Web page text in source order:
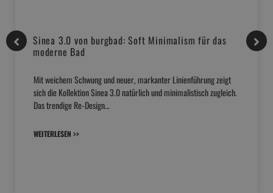
Sinea 3.0 von burgbad: Soft Minimalism für das
moderne Bad
Mit weichem Schwung und neuer, markanter Linienführung zeigt
sich die Kollektion Sinea 3.0 natürlich und minimalistisch zugleich.
Das trendige Re-Design…
WEITERLESEN >>